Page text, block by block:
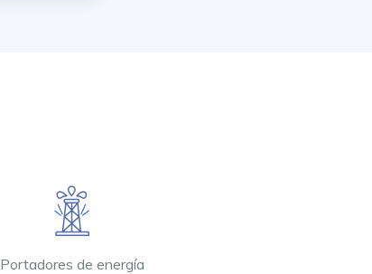
Portadores de energía